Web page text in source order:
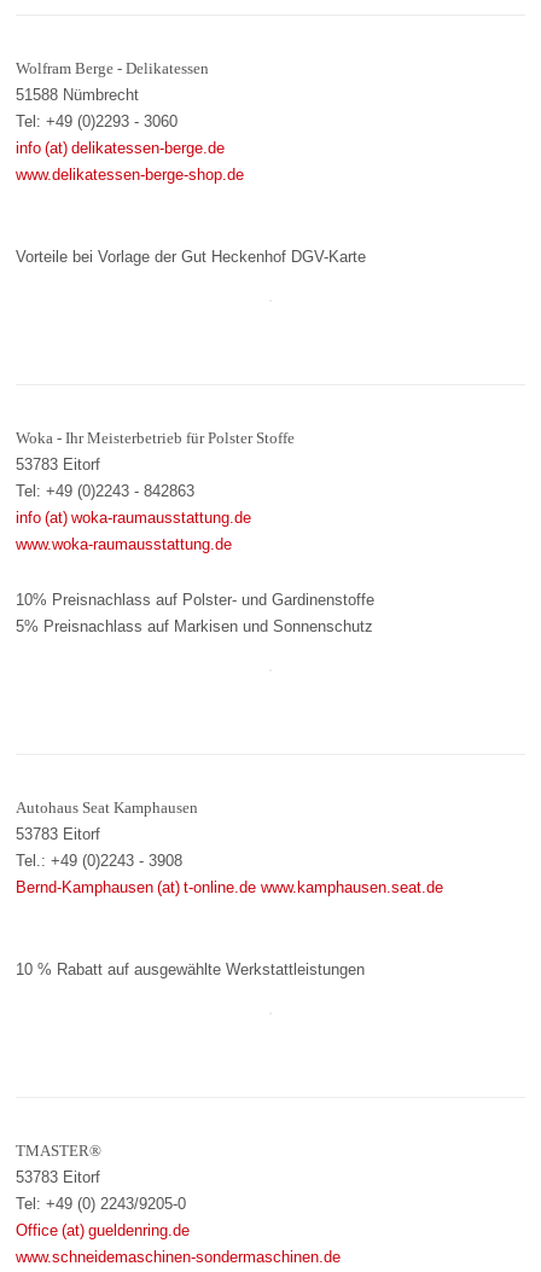
Wolfram Berge - Delikatessen
51588 Nümbrecht
Tel: +49 (0)2293 - 3060
info (at) delikatessen-berge.de
www.delikatessen-berge-shop.de
Vorteile bei Vorlage der Gut Heckenhof DGV-Karte
Woka - Ihr Meisterbetrieb für Polster Stoffe
53783 Eitorf
Tel: +49 (0)2243 - 842863
info (at) woka-raumausstattung.de
www.woka-raumausstattung.de
10% Preisnachlass auf Polster- und Gardinenstoffe
5% Preisnachlass auf Markisen und Sonnenschutz
Autohaus Seat Kamphausen
53783 Eitorf
Tel.: +49 (0)2243 - 3908
Bernd-Kamphausen (at) t-online.dewww.kamphausen.seat.de
10 % Rabatt auf ausgewählte Werkstattleistungen
TMASTER®
53783 Eitorf
Tel: +49 (0) 2243/9205-0
Office (at) gueldenring.de
www.schneidemaschinen-sondermaschinen.de